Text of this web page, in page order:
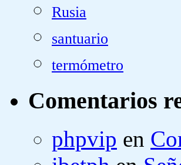
Rusia
santuario
termómetro
Comentarios
phpvip en